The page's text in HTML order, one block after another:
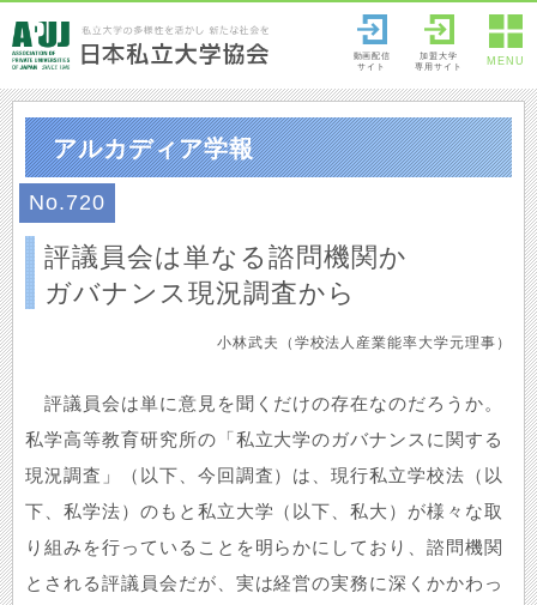
動画配信
サイト
加盟大学
専用サイト
MENU
アルカディア学報
No.720
評議員会は単なる諮問機関か
ガバナンス現況調査から
小林武夫（学校法人産業能率大学元理事）
評議員会は単に意見を聞くだけの存在なのだろうか。
私学高等教育研究所の「私立大学のガバナンスに関する
現況調査」（以下、今回調査）は、現行私立学校法（以
下、私学法）のもと私立大学（以下、私大）が様々な取
り組みを行っていることを明らかにしており、諮問機関
とされる評議員会だが、実は経営の実務に深くかかわっ